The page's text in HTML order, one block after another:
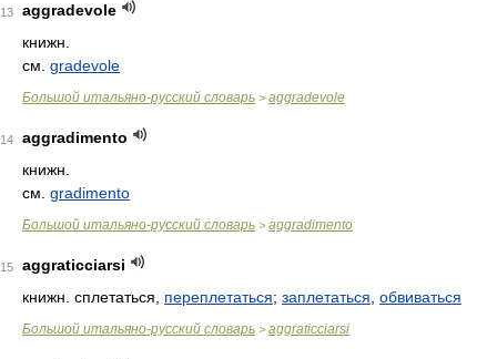
13
aggradevole
книжн.
см. gradevole
Большой итальяно-русский словарь > aggradevole
14
aggradimento
книжн.
см. gradimento
Большой итальяно-русский словарь > aggradimento
15
aggraticciarsi
книжн. сплетаться, переплетаться; заплетаться обвиваться
Большой итальяно-русский словарь > aggraticciarsi